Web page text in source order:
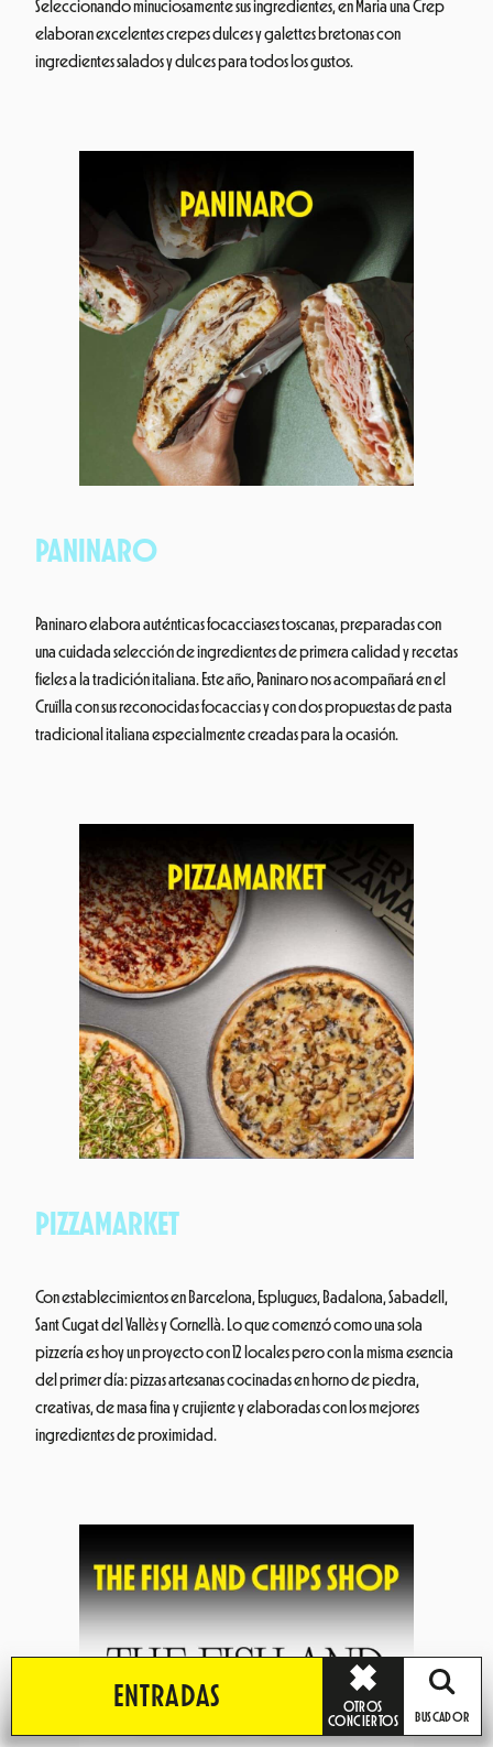
Seleccionando minuciosamente sus ingredientes, en Maria una Crep
elaboran excelentes crepes dulces y galettes bretonas con
ingredientes salados y dulces para todos los gustos.
PANINARO
Paninaro elabora auténticas focacciases toscanas, preparadas con
una cuidada selección de ingredientes de primera calidad y recetas
fieles a la tradición italiana. Este año, Paninaro nos acompañará en el
Cruïlla con sus reconocidas focaccias y con dos propuestas de pasta
tradicional italiana especialmente creadas para la ocasión.
PIZZAMARKET
Con establecimientos en Barcelona, Esplugues, Badalona, Sabadell,
Sant Cugat del Vallès y Cornellà. Lo que comenzó como una sola
pizzería es hoy un proyecto con 12 locales pero con la misma esencia
del primer día: pizzas artesanas cocinadas en horno de piedra,
creativas, de masa fina y crujiente y elaboradas con los mejores
ingredientes de proximidad.
ENTRADAS
OTROS
CONCIERTOS
BUSCADOR